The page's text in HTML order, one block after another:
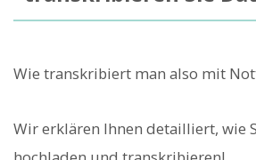
Wie transkribiert man also mit
Wir erklären Ihnen detailliert, wie